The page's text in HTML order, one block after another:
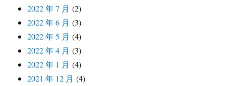
2022 年 7 月 (2)
2022 年 6 月 (3)
2022 年 5 月 (4)
2022 年 4 月 (3)
2022 年 1 月 (4)
2021 年 12 月 (4)